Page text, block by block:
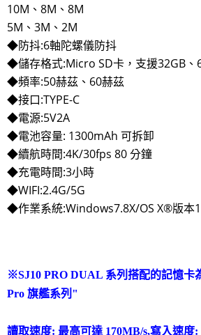
10M、8M、8M
5M、3M、2M
◆防抖:6軸陀螺儀防抖
◆儲存格式:Micro SD卡，支援32GB、
◆頻率:50赫茲、60赫茲
◆接口:TYPE-C
◆電源:5V2A
◆電池容量: 1300mAh 可拆卸
◆續航時間:4K/30fps 80 分鐘
◆充電時間:3小時
◆WIFI:2.4G/5G
◆作業系統:Windows7.8X/OS X®版本
※SJ10 PRO DUAL 系列搭配的記憶卡
Pro 旗艦系列"
讀取速度: 最高可達 170MB/s,寫入速度